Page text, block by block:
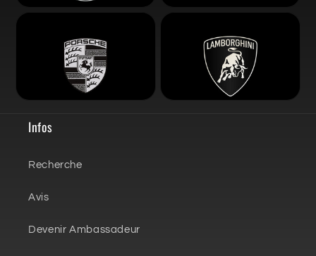
Infos
Recherche
Avis
Devenir Ambassadeur